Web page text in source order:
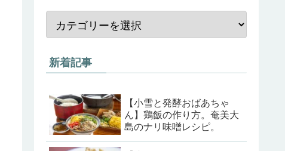
新着記事
【小雪と発酵おばあちゃ
ん】鶏飯の作り方。奄美大
島のナリ味噌レシピ。